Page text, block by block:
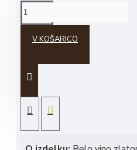
V KOŠARICO
Sortna sestava:
Stopnja alkohola: